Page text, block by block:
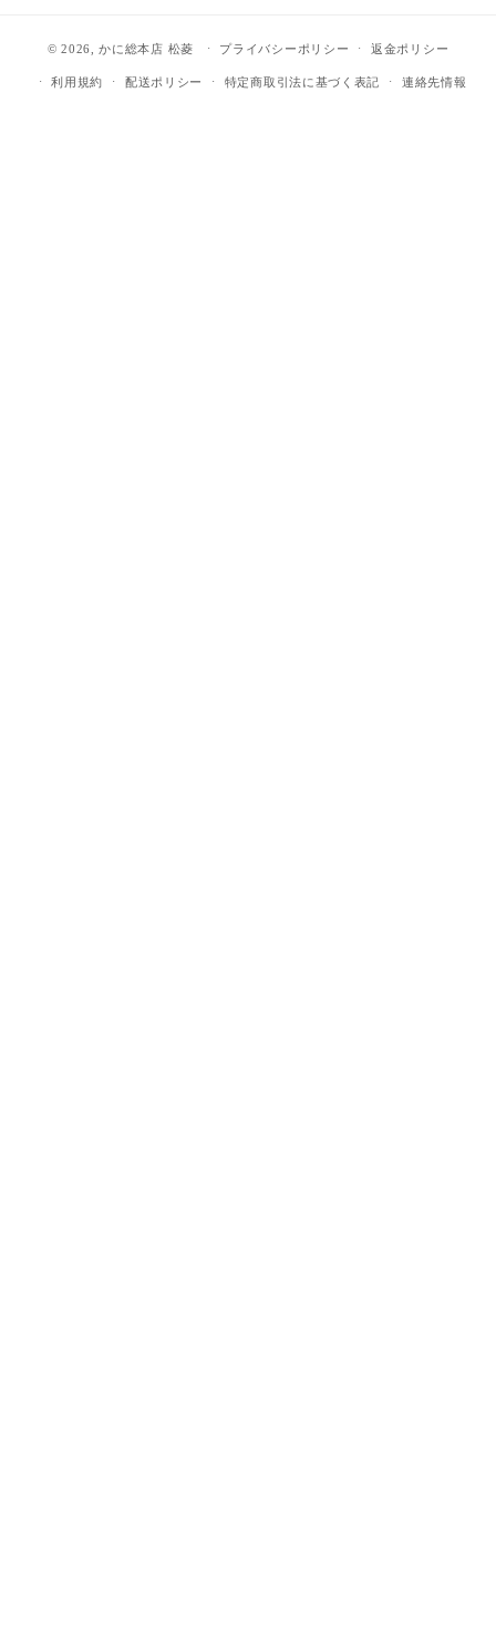
© 2026,かに総本店 松菱 プライバシーポリシー 返金ポリシー
利用規約 配送ポリシー 特定商取引法に基づく表記 連絡先情報